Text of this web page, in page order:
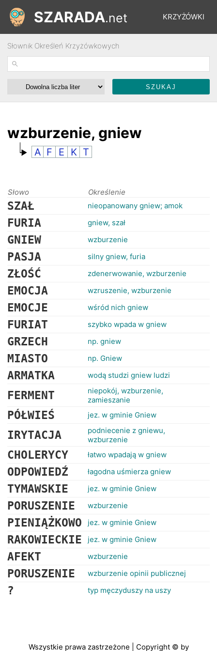
KRZYŻÓWKI
ŁAMIGŁÓWKI
SZARADA.net
Słownik Określeń Krzyżówkowych
wzburzenie, gniew
A F E K T
Słowo Określenie
SZAŁ nieopanowany gniew; amok
FURIA gniew, szał
GNIEW wzburzenie
PASJA silny gniew, furia
ZŁOŚĆ zdenerwowanie, wzburzenie
EMOCJA wzruszenie, wzburzenie
EMOCJE wśród nich gniew
FURIAT szybko wpada w gniew
GRZECH np. gniew
MIASTO np. Gniew
ARMATKA wodą studzi gniew ludzi
FERMENT
niepokój, wzburzenie,
zamieszanie
PÓŁWIEŚ jez. w gminie Gniew
IRYTACJA
podniecenie z gniewu,
wzburzenie
CHOLERYCY łatwo wpadają w gniew
ODPOWIEDŹ łagodna uśmierza gniew
TYMAWSKIE jez. w gminie Gniew
PORUSZENIE wzburzenie
PIENIĄŻKOWO jez. w gminie Gniew
RAKOWIECKIE jez. w gminie Gniew
AFEKT wzburzenie
PORUSZENIE wzburzenie opinii publicznej
? typ męczyduszy na uszy
Wszystkie prawa zastrzeżone | Copyright © by